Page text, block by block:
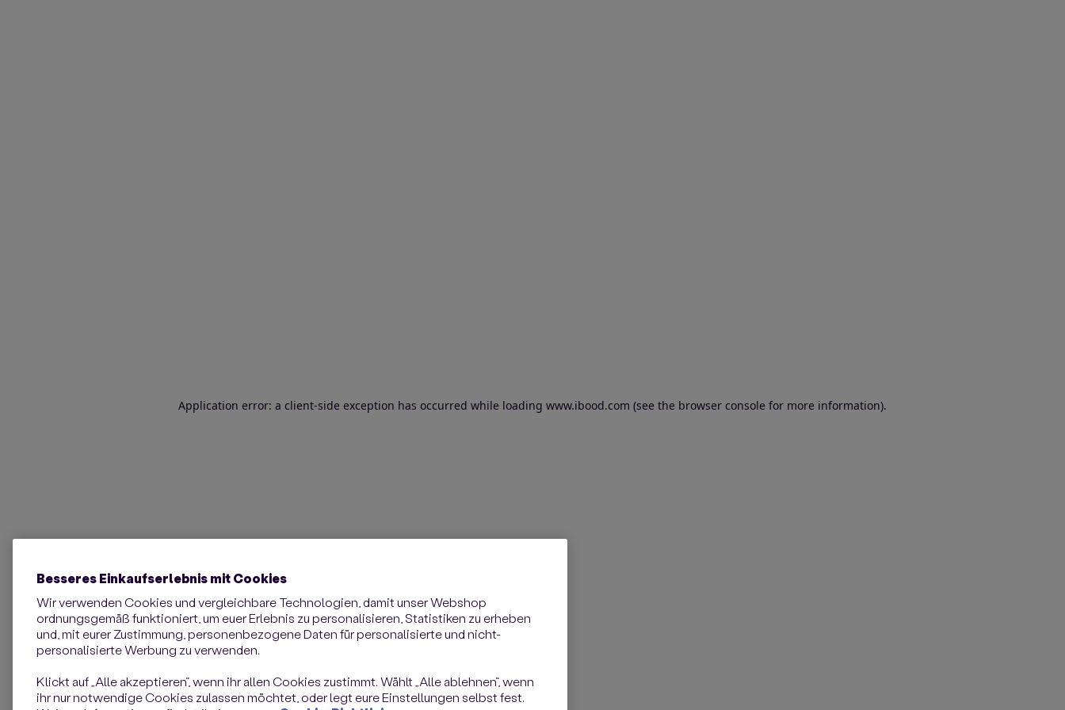
Application error: a client-side exception has occurred while loading www.ibood.com (see the browser console for more information).
Besseres Einkaufserlebnis mit Cookies
Wir verwenden Cookies und vergleichbare Technologien, damit unser Webshop
ordnungsgemäß funktioniert, um euer Erlebnis zu personalisieren, Statistiken zu erheben
und, mit eurer Zustimmung, personenbezogene Daten für personalisierte und nicht-
personalisierte Werbung zu verwenden.
Klickt auf „Alle akzeptieren“, wenn ihr allen Cookies zustimmt. Wählt „Alle ablehnen“, wenn
ihr nur notwendige Cookies zulassen möchtet, oder legt eure Einstellungen selbst fest.